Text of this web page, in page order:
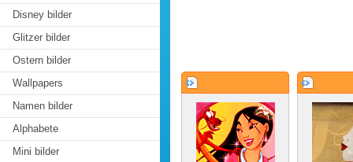
Disney bilder
Glitzer bilder
Ostern bilder
Wallpapers
Namen bilder
Alphabete
Mini bilder